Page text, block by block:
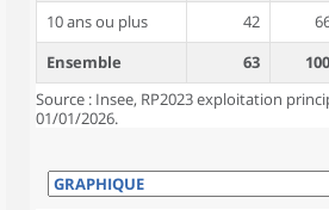
10 ans ou plus
42
Ensemble
63
Source : Insee, RP2023 exploitation
01/01/2026.